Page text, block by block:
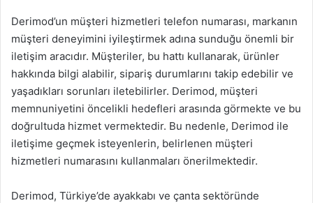
Derimod’un müşteri hizmetleri telefon numarası, markanın
müşteri deneyimini iyileştirmek adına sunduğu önemli bir
iletişim aracıdır. Müşteriler, bu hattı kullanarak, ürünler
hakkında bilgi alabilir, sipariş durumlarını takip edebilir ve
yaşadıkları sorunları iletebilirler. Derimod, müşteri
memnuniyetini öncelikli hedefleri arasında görmekte ve bu
doğrultuda hizmet vermektedir. Bu nedenle, Derimod ile
iletişime geçmek isteyenlerin, belirlenen müşteri
hizmetleri numarasını kullanmaları önerilmektedir.
Derimod, Türkiye’de ayakkabı ve çanta sektöründe